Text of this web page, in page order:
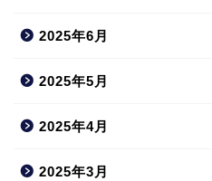
2025年6月
2025年5月
2025年4月
2025年3月